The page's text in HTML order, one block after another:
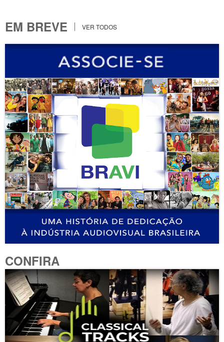
EM BREVE VER TODOS
CONFIRA